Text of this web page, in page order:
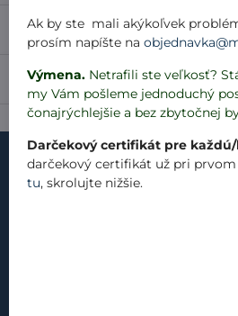
Recenzie 0
Diskusia 0
Ak by ste mali akýkoľvek
prosím napíšte na
Výmena. Netrafili ste veľkosť?
my Vám pošleme jednoduchý
čonajrýchlejšie a bez zbytočnej
Darčekový certifikát pre
darčekový certifikát už pri
tu, skrolujte nižšie.